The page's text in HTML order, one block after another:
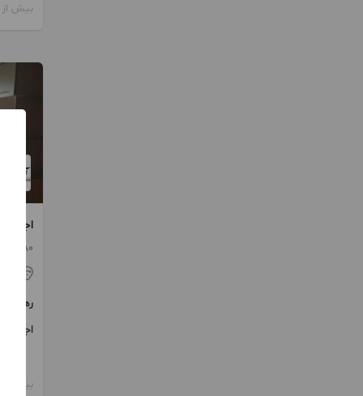
بیش از 12 ماه پیش
زعفرانیه
380 متر / 3 اتاق / طبقه 13
رهن
اجاره
بیش از 12 ماه پیش